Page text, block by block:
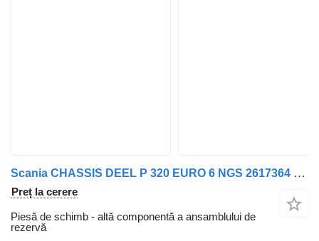
Scania CHASSIS DEEL P 320 EURO 6 NGS 2617364 pentru camion
Preț la cerere
Piesă de schimb - altă componentă a ansamblului de
rezervă